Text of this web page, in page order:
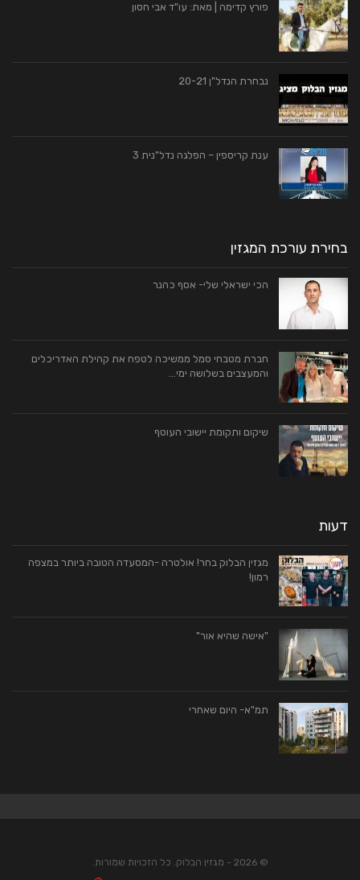
פורץ קדימה | מאת: עו"ד אבי חסון
נבחרת הנדל"ן 20-21
ענת קריספין – הפלגה נדל"נית 3
בחירת עורכת המגזין
הכי ישראלי שלי- אסף כהנר
חברת מטבחי סמל ממשיכה לטפח את קהילת האדריכלים
והמעצבים בשלושה ימי…
שיקום ותקומת יישובי העוטף
דעות
מגזין הבלוק בחר! אולטרה -המסעדה הטובה ביותר במצפה
רמון!
"אישה שהיא אור"
תמ"א- היום שאחרי
© 2026 - מגזין הבלוק. כל הזכויות שמורות.